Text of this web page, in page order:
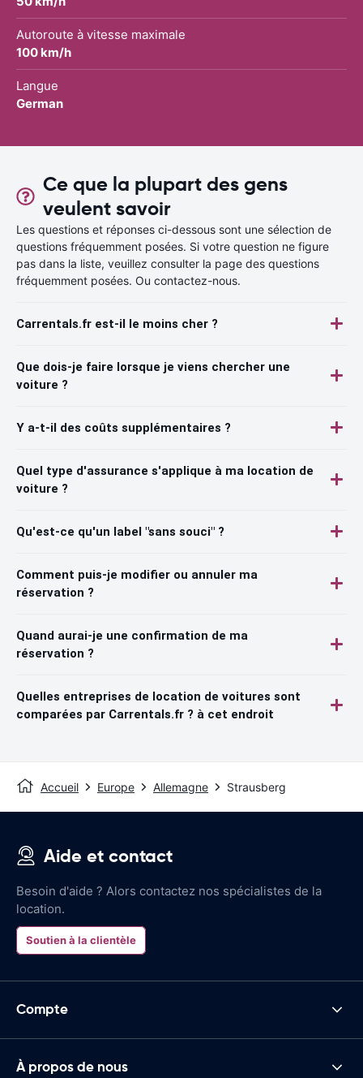
Autoroute à vitesse maximale
100 km/h
Langue
German
Ce que la plupart des gens
veulent savoir
Les questions et réponses ci-dessous sont une sélection de
questions fréquemment posées. Si votre question ne figure
pas dans la liste, veuillez consulter la page des questions
fréquemment posées. Ou contactez-nous.
Carrentals.fr est-il le moins cher ?
Que dois-je faire lorsque je viens chercher une
voiture ?
Y a-t-il des coûts supplémentaires ?
Quel type d'assurance s'applique à ma location de
voiture ?
Qu'est-ce qu'un label "sans souci" ?
Comment puis-je modifier ou annuler ma
réservation ?
Quand aurai-je une confirmation de ma
réservation ?
Quelles entreprises de location de voitures sont
comparées par Carrentals.fr ? à cet endroit
Accueil Europe Allemagne Strausberg
Aide et contact
Besoin d'aide ? Alors contactez nos spécialistes de la
location.
Soutien à la clientèle
Compte
À propos de nous